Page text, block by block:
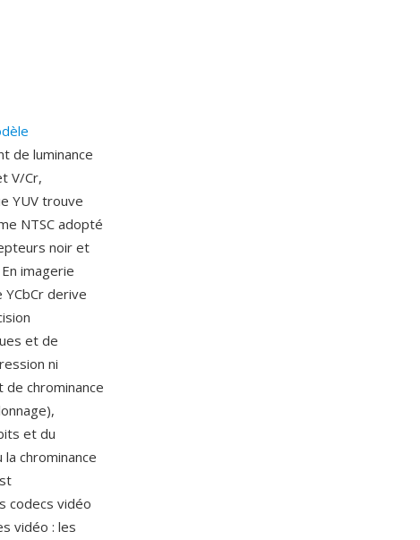
de luminance
V/Cr,
YUV trouve
NTSC adopté
noir et
imagerie
derive
et de
ni
chrominance
et du
chrominance
codecs vidéo
vidéo : les